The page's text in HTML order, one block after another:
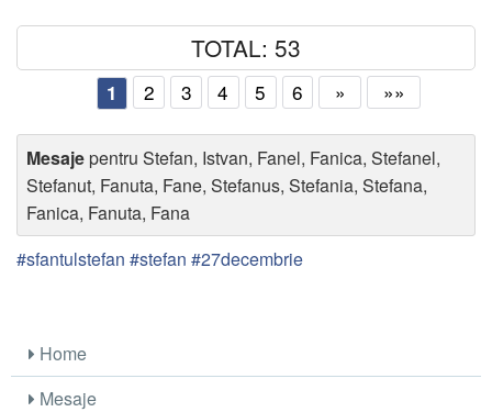
TOTAL: 53
1 2 3 4 5 6 » »»
Mesajepentru Stefan, Istvan, Fanel, Fanica, Stefanel,
Stefanut, Fanuta, Fane, Stefanus, Stefania, Stefana,
Fanica, Fanuta, Fana
#sfantulstefan #stefan #27decembrie
Home
Mesaje